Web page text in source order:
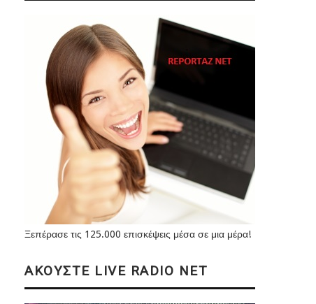
Ξεπέρασε τις 125.000 επισκέψεις μέσα σε μια μέρα!
ΑΚΟΥΣΤΕ LIVE RADIO NET